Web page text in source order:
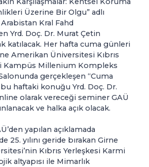
Üzerine Bir Olgu” adlı
Kral Fahd
Yrd. Doç. Dr. Murat Çetin
katılacak. Her hafta cuma günleri
Amerikan Üniversitesi Kıbrıs
Kampüs Millenium Kompleks
gerçekleşen “Cuma
haftaki konuğu Yrd. Doç. Dr.
olarak vereceği seminer GAÜ
ve halka açık olacak.
yapılan açıklamada
25. yılını geride bırakan Girne
Kıbrıs Yerleşkesi Karmi
altyapısı ile Mimarlık